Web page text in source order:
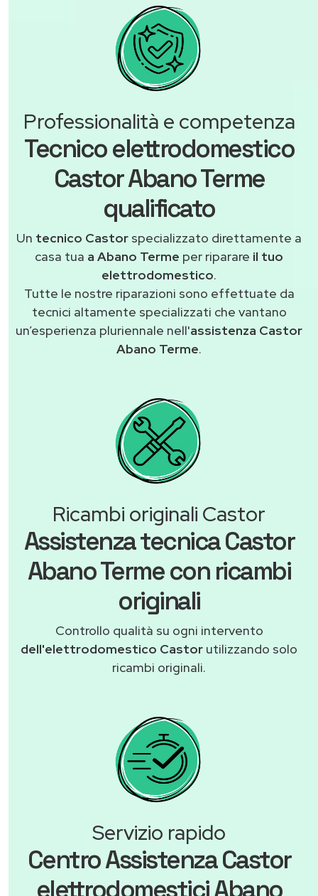
Professionalità e competenza
Tecnico elettrodomestico
Castor Abano Terme
qualificato
Un tecnico Castor specializzato direttamente a
casa tua a Abano Terme per riparare il tuo
elettrodomestico.
Tutte le nostre riparazioni sono effettuate da
tecnici altamente specializzati che vantano
un’esperienza pluriennale nell'assistenza Castor
Abano Terme.
Ricambi originali Castor
Assistenza tecnica Castor
Abano Terme con ricambi
originali
Controllo qualità su ogni intervento
dell'elettrodomestico Castor utilizzando solo
ricambi originali.
Servizio rapido
Centro Assistenza Castor